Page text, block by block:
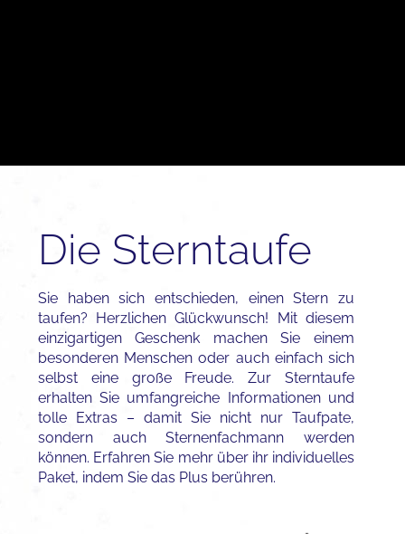
Die Sterntaufe
Sie haben sich entschieden, einen Stern zu
taufen? Herzlichen Glückwunsch! Mit diesem
einzigartigen Geschenk machen Sie einem
besonderen Menschen oder auch einfach sich
selbst eine große Freude. Zur Sterntaufe
erhalten Sie umfangreiche Informationen und
tolle Extras – damit Sie nicht nur Taufpate,
sondern auch Sternenfachmann werden
können. Erfahren Sie mehr über ihr individuelles
Paket, indem Sie das Plus berühren.